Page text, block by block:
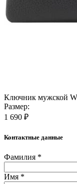
Ключник мужской
Размер:
1 690 ₽
Контактные данные
Фамилия *
Имя *